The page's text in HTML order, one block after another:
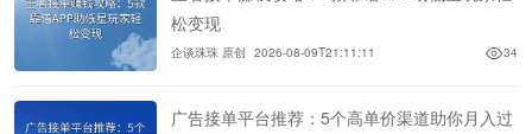
松变现
企谈珠珠 原创 2026-08-09T21:11:11 34
广告接单平台推荐：5个高单价渠道助你月入过